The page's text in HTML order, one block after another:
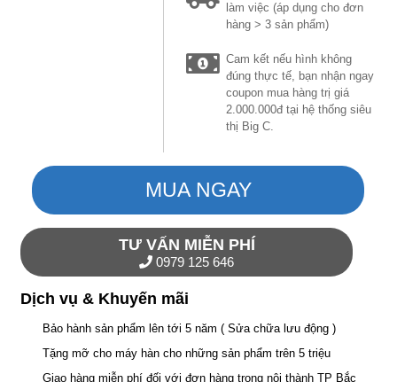
làm việc (áp dụng cho đơn
hàng > 3 sản phẩm)
Cam kết nếu hình không
đúng thực tế, bạn nhận ngay
coupon mua hàng trị giá
2.000.000đ tại hệ thống siêu
thị Big C.
MUA NGAY
TƯ VẤN MIỄN PHÍ
0979 125 646
Dịch vụ & Khuyến mãi
Bảo hành sản phẩm lên tới 5 năm ( Sửa chữa lưu động )
Tặng mỡ cho máy hàn cho những sản phẩm trên 5 triệu
Giao hàng miễn phí đối với đơn hàng trong nội thành TP Bắc